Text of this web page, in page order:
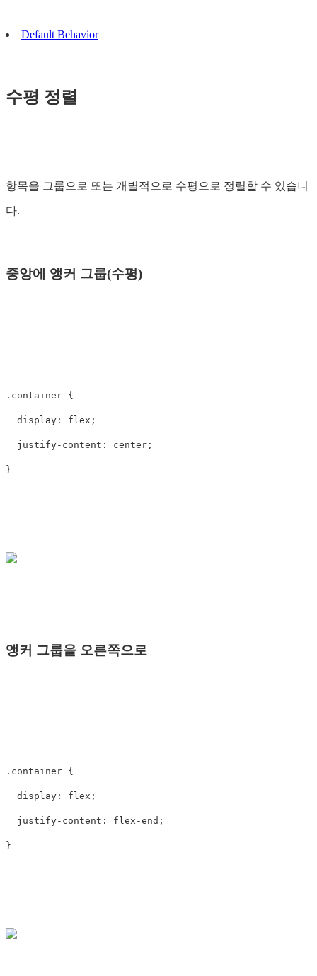
Default Behavior
수평 정렬
항목을 그룹으로 또는 개별적으로 수평으로 정렬할 수 있습니
다.
중앙에 앵커 그룹(수평)
.container {
display : flex ;
justify-content : center ;
}
앵커 그룹을 오른쪽으로
.container {
display : flex ;
justify-content : flex-end ;
}